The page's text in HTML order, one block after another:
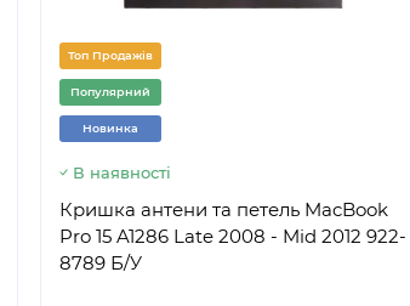
Топ Продажів
Популярний
Новинка
В наявності
Кришка антени та петель MacBook
Pro 15 A1286 Late 2008 - Mid 2012 922-
8789 Б/У